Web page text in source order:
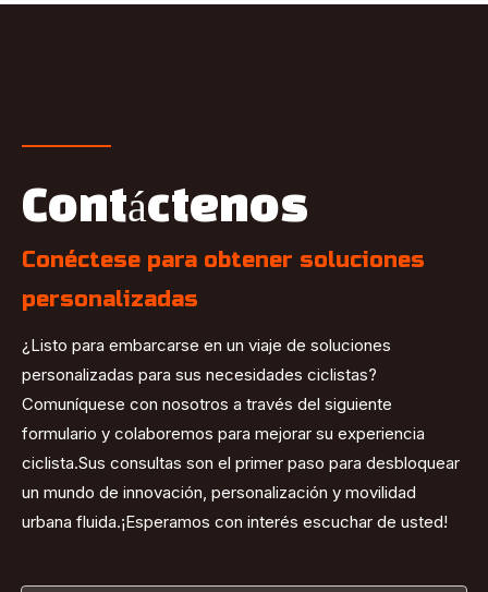
Contáctenos
Conéctese para obtener soluciones
personalizadas
¿Listo para embarcarse en un viaje de soluciones
personalizadas para sus necesidades ciclistas?
Comuníquese con nosotros a través del siguiente
formulario y colaboremos para mejorar su experiencia
ciclista.Sus consultas son el primer paso para desbloquear
un mundo de innovación, personalización y movilidad
urbana fluida.¡Esperamos con interés escuchar de usted!